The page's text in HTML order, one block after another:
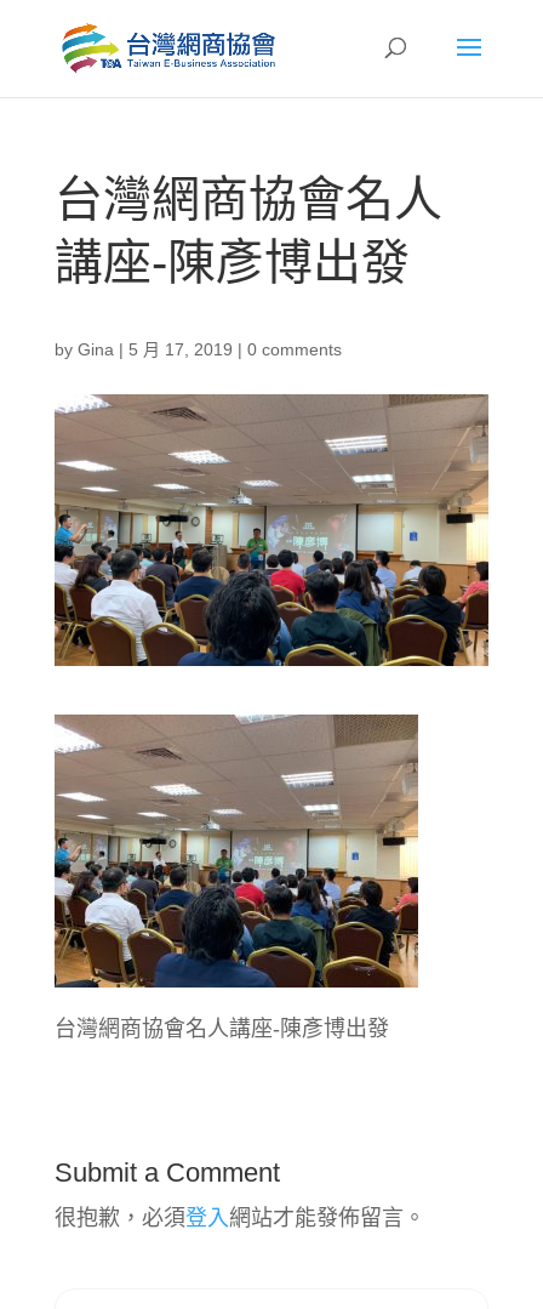
台灣網商協會名人
講座-陳彥博出發
by Gina | 5 月 17, 2019 | 0 comments
台灣網商協會名人講座-陳彥博出發
Submit a Comment
很抱歉，必須登入 網站才能發佈留言。